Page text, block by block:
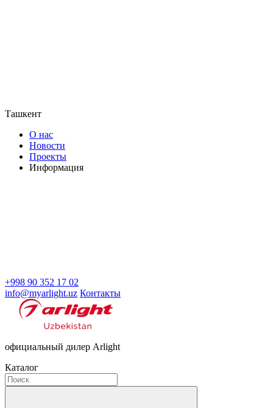
Ташкент
О нас
Новости
Проекты
Информация
+998 90 352 17 02
info@myarlight.uz Контакты
официальный дилер Arlight
Каталог